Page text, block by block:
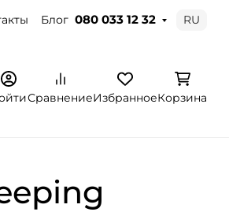
Блог 080 033 12 32 RU
СравнениеИзбранноеКорзина